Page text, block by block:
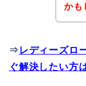
かも
⇒ レディーズロ
ぐ解決したい方